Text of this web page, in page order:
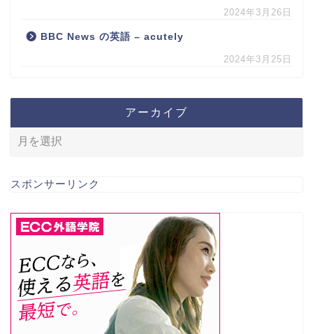
2024年3月26日
BBC News の英語 – acutely
2024年3月25日
アーカイブ
スポンサーリンク